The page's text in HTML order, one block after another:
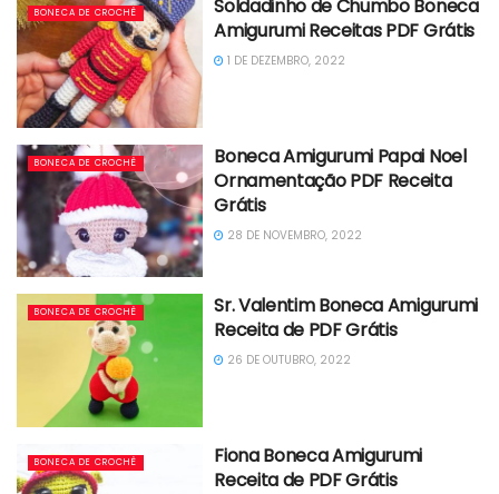
BONECA DE CROCHÊ
Soldadinho de Chumbo Boneca
Amigurumi Receitas PDF Grátis
1 DE DEZEMBRO, 2022
BONECA DE CROCHÊ
Boneca Amigurumi Papai Noel
Ornamentação PDF Receita
Grátis
28 DE NOVEMBRO, 2022
BONECA DE CROCHÊ
Sr. Valentim Boneca Amigurumi
Receita de PDF Grátis
26 DE OUTUBRO, 2022
BONECA DE CROCHÊ
Fiona Boneca Amigurumi
Receita de PDF Grátis